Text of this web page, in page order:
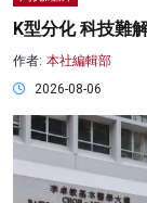
K型分化 科技難
作者: 本社編輯部
2026-08-06